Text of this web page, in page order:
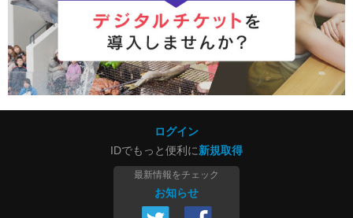
ログイン
IDでもっと便利に新規取得
最新情報をチェック
お知らせ